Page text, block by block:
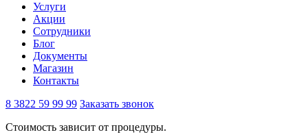
Услуги
Акции
Сотрудники
Блог
Документы
Магазин
Контакты
8 3822 59 99 99 Заказать звонок
Стоимость зависит от процедуры.